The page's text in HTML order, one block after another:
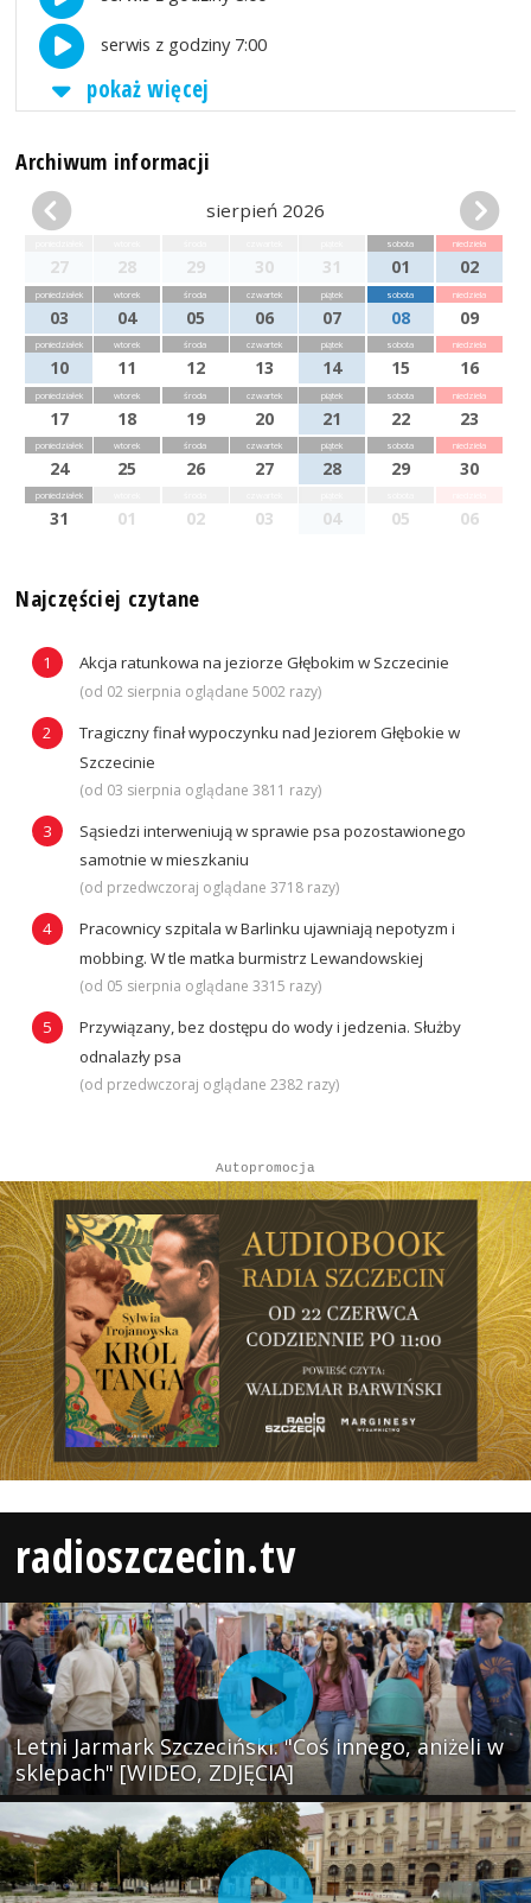
serwis z godziny 7:00
pokaż więcej
Archiwum informacji
sierpień 2026
27 28 29 30 31
sobota
01
niedziela
02
poniedziałek
03
wtorek
04
środa
05
czwartek
06
piątek
07
sobota
08
niedziela
09
poniedziałek
10
wtorek
11
środa
12
czwartek
13
piątek
14
sobota
15
niedziela
16
poniedziałek
17
wtorek
18
środa
19
czwartek
20
piątek
21
sobota
22
niedziela
23
poniedziałek
24
wtorek
25
środa
26
czwartek
27
piątek
28
sobota
29
niedziela
30
poniedziałek
31 01 02 03 04 05 06
Najczęściej czytane
Akcja ratunkowa na jeziorze Głębokim w Szczecinie
(od 02 sierpnia oglądane 5002 razy)
Tragiczny finał wypoczynku nad Jeziorem Głębokie w
Szczecinie
(od 03 sierpnia oglądane 3811 razy)
Sąsiedzi interweniują w sprawie psa pozostawionego
samotnie w mieszkaniu
(od przedwczoraj oglądane 3718 razy)
Pracownicy szpitala w Barlinku ujawniają nepotyzm i
mobbing. W tle matka burmistrz Lewandowskiej
(od 05 sierpnia oglądane 3315 razy)
Przywiązany, bez dostępu do wody i jedzenia. Służby
odnalazły psa
(od przedwczoraj oglądane 2382 razy)
Autopromocja
radioszczecin.tv
Letni Jarmark Szczeciński. "Coś innego, aniżeli w
sklepach" [WIDEO, ZDJĘCIA]